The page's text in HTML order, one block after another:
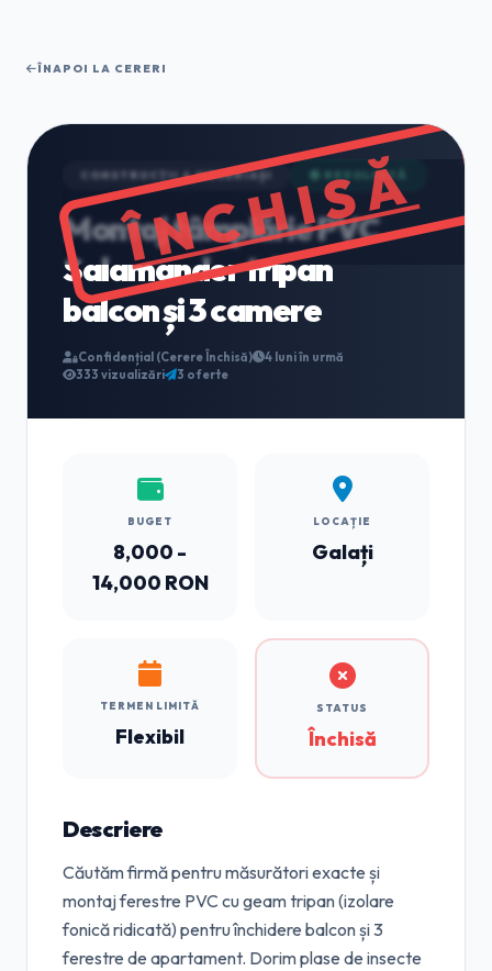
ÎNAPOI LA CERERI
ÎNCHISĂ
CONSTRUCȚII & MESERIAȘI 🟢 REZOLVATĂ
Montaj tâmplărie PVC
Salamander tripan
balcon și 3 camere
Confidențial (Cerere Închisă)
4 luni în urmă
333 vizualizări
3 oferte
BUGET
8,000 -
14,000 RON
LOCAȚIE
Galați
TERMEN LIMITĂ
Flexibil
STATUS
Închisă
Descriere
Căutăm firmă pentru măsurători exacte și
montaj ferestre PVC cu geam tripan (izolare
fonică ridicată) pentru închidere balcon și 3
ferestre de apartament. Dorim plase de insecte